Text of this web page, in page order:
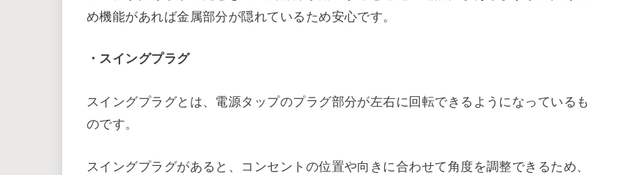
・抜け止め機能
抜け止め機能とは、電源タップに差し込んだプラグが簡単に抜けないようにする機能の
抜け止め機能があると、振動や引っ掛かりなどでプラグが抜けてしまうことを防げま